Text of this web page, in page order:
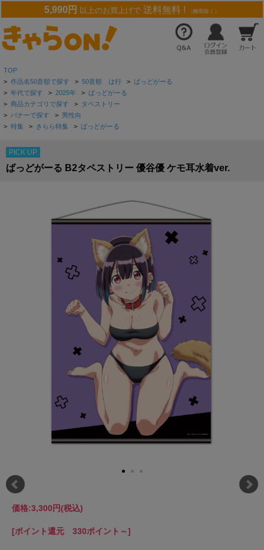
5,990円 以上のお買上げで 送料無料 ! （離島除く）
TOP
> 作品名50音順で探す > 50音順 は行 > ばっどがーる
> 年代で探す > 2025年 > ばっどがーる
> 商品カテゴリで探す > タペストリー
> バナーで探す > 男性向
> 特集 > きらら特集 > ばっどがーる
PICK UP
ばっどがーる B2タペストリー 優谷優 ケモ耳水着ver.
価格:3,300円(税込)
[ポイント還元 330ポイント～]